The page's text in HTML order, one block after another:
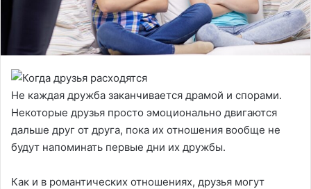
Не каждая дружба заканчивается драмой и спорами.
Некоторые друзья просто эмоционально двигаются
дальше друг от друга, пока их отношения вообще не
будут напоминать первые дни их дружбы.
Как и в романтических отношениях, друзья могут